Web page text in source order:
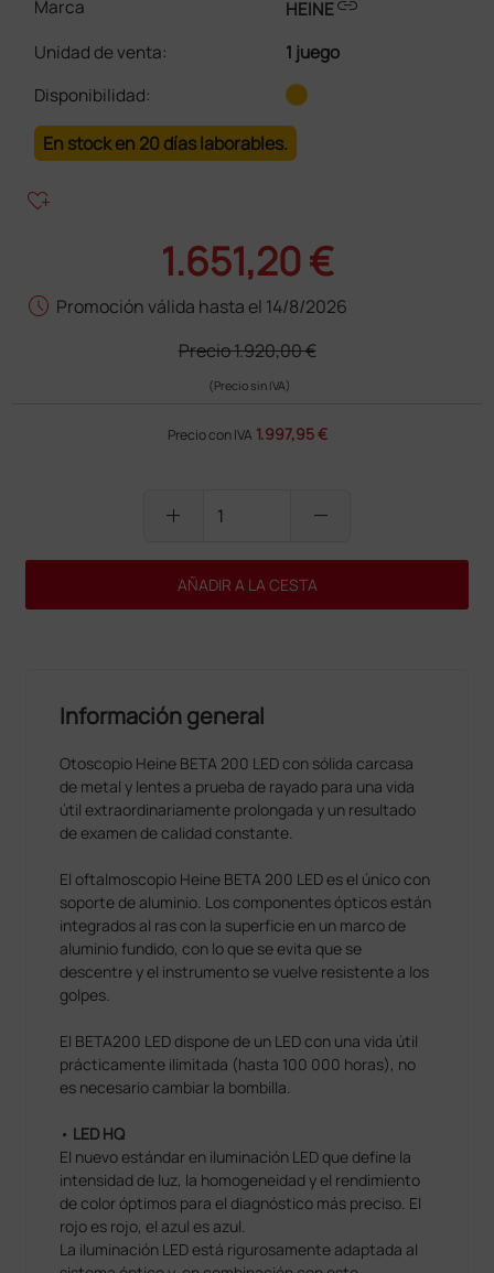
Marca
HEINE
Unidad de venta:
1 juego
Disponibilidad:
En stock en 20 días laborables.
heart_plus
1.651,20 €
schedule Promoción válida hasta el 14/8/2026
Precio1.920,00 €
(Precio sin IVA)
Precio con IVA 1.997,95 €
add remove
AÑADIR A LA CESTA
Información general
Otoscopio Heine BETA 200 LED con sólida carcasa
de metal y lentes a prueba de rayado para una vida
útil extraordinariamente prolongada y un resultado
de examen de calidad constante.
El oftalmoscopio Heine BETA 200 LED es el único con
soporte de aluminio. Los componentes ópticos están
integrados al ras con la superficie en un marco de
aluminio fundido, con lo que se evita que se
descentre y el instrumento se vuelve resistente a los
golpes.
El BETA200 LED dispone de un LED con una vida útil
prácticamente ilimitada (hasta 100 000 horas), no
es necesario cambiar la bombilla.
• LED HQ
El nuevo estándar en iluminación LED que define la
intensidad de luz, la homogeneidad y el rendimiento
de color óptimos para el diagnóstico más preciso. El
rojo es rojo, el azul es azul.
La iluminación LED está rigurosamente adaptada al